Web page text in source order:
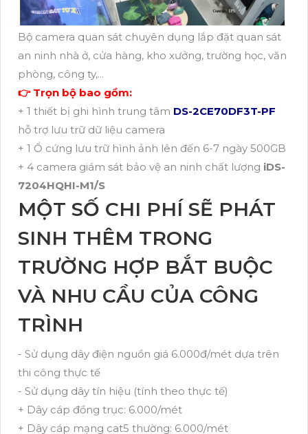
Bộ camera quan sát chuyên dụng lắp đặt quan sát
an ninh nhà ở, cửa hàng, kho xưởng, trường học, văn
phòng, công ty,...
👉 Trọn bộ bao gồm:
+ 1 thiết bị ghi hình trung tâm DS-2CE70DF3T-PF
hỗ trợ lưu trữ dữ liệu camera
+ 1 Ổ cứng lưu trữ hình ảnh lên đến 6-7 ngày 500GB
+ 4 camera giám sát bảo vệ an ninh chất lượng iDS-
7204HQHI-M1/S
MỘT SỐ CHI PHÍ SẼ PHÁT
SINH THÊM TRONG
TRƯỜNG HỢP BẮT BUỘC
VÀ NHU CẦU CỦA CÔNG
TRÌNH
- Sử dụng dây điện nguồn giá 6.000đ/mét dựa trên
thi công thực tế
- Sử dụng dây tín hiệu (tính theo thực tế)
+ Dây cáp đồng trục: 6.000/mét
+ Dây cáp mạng cat5 thường: 6.000/mét